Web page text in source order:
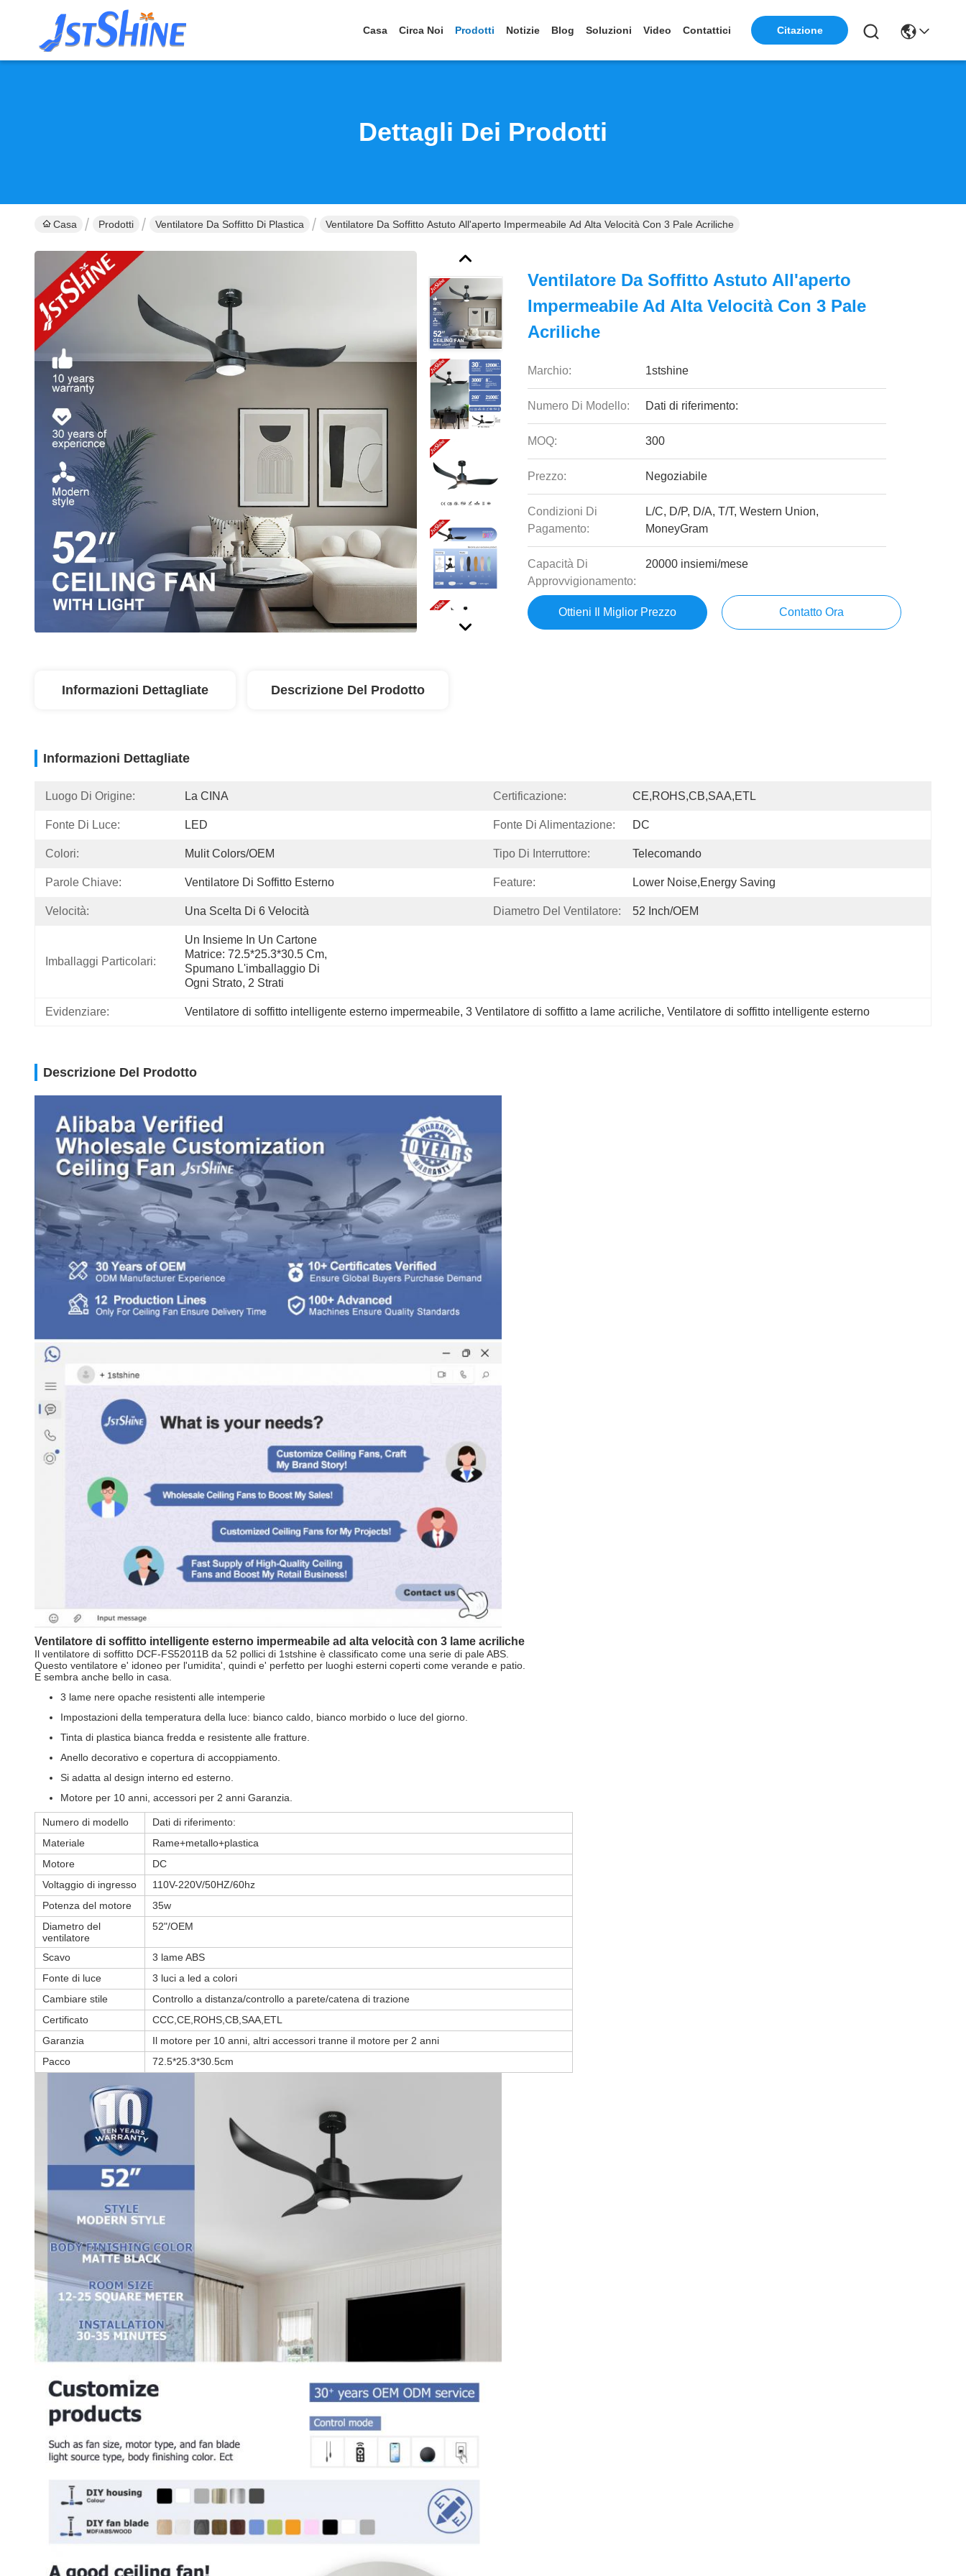
Casa Circa Noi Prodotti Notizie Blog Soluzioni Video Contattici Citazione
Dettagli Dei Prodotti
Casa Prodotti Ventilatore Da Soffitto Di Plastica Ventilatore Da Soffitto Astuto All'aperto Impermeabile Ad Alta Velocità Con 3 Pale Acriliche
Ventilatore Da Soffitto Astuto All'aperto
Impermeabile Ad Alta Velocità Con 3 Pale
Acriliche
Marchio: 1stshine
Numero Di Modello: Dati di riferimento:
MOQ: 300
Prezzo: Negoziabile
Condizioni Di
Pagamento:
L/C, D/P, D/A, T/T, Western Union,
MoneyGram
Capacità Di
Approvvigionamento:
20000 insiemi/mese
Ottieni Il Miglior Prezzo Contatto Ora
Informazioni Dettagliate Descrizione Del Prodotto
Informazioni Dettagliate
Luogo Di Origine: La CINA Certificazione: CE,ROHS,CB,SAA,ETL
Fonte Di Luce: LED Fonte Di Alimentazione: DC
Colori: Mulit Colors/OEM Tipo Di Interruttore: Telecomando
Parole Chiave: Ventilatore Di Soffitto Esterno Feature: Lower Noise,Energy Saving
Velocità: Una Scelta Di 6 Velocità Diametro Del Ventilatore: 52 Inch/OEM
Imballaggi Particolari:
Un Insieme In Un Cartone
Matrice: 72.5*25.3*30.5 Cm,
Spumano L'imballaggio Di
Ogni Strato, 2 Strati
Evidenziare: Ventilatore di soffitto intelligente esterno impermeabile, 3 Ventilatore di soffitto a lame acriliche, Ventilatore di soffitto intelligente esterno
Descrizione Del Prodotto
Ventilatore di soffitto intelligente esterno impermeabile ad alta velocità con 3 lame acriliche
Il ventilatore di soffitto DCF-FS52011B da 52 pollici di 1stshine è classificato come una serie di pale ABS.
Questo ventilatore e' idoneo per l'umidita', quindi e' perfetto per luoghi esterni coperti come verande e patio.
E sembra anche bello in casa.
3 lame nere opache resistenti alle intemperie
Impostazioni della temperatura della luce: bianco caldo, bianco morbido o luce del giorno.
Tinta di plastica bianca fredda e resistente alle fratture.
Anello decorativo e copertura di accoppiamento.
Si adatta al design interno ed esterno.
Motore per 10 anni, accessori per 2 anni Garanzia.
Numero di modello
Dati di riferimento:
Materiale
Rame+metallo+plastica
Motore
DC
Voltaggio di ingresso
110V-220V/50HZ/60hz
Potenza del motore
35w
Diametro del
ventilatore
52"/OEM
Scavo
3 lame ABS
Fonte di luce
3 luci a led a colori
Cambiare stile
Controllo a distanza/controllo a parete/catena di trazione
Certificato
CCC,CE,ROHS,CB,SAA,ETL
Garanzia
Il motore per 10 anni, altri accessori tranne il motore per 2 anni
Pacco
72.5*25.3*30.5cm